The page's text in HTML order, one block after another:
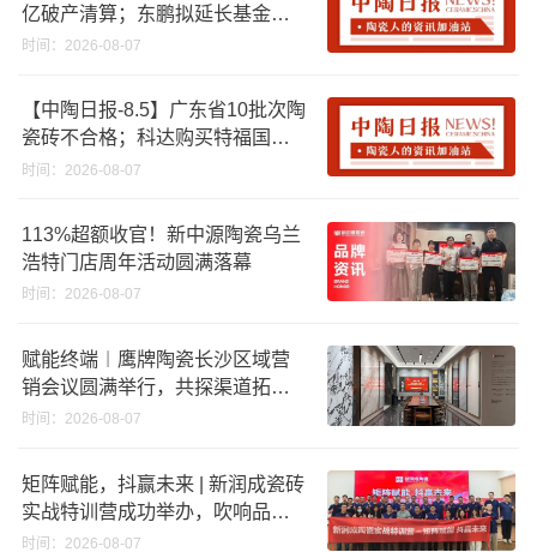
亿破产清算；东鹏拟延长基金投
资期限；工信部开展建陶行业能
时间：2026-08-07
【中陶日报-8.5】广东省10批次陶
瓷砖不合格；科达购买特福国际
股份申请未通过；蒙娜丽莎5千万
破18亿元
时间：2026-08-07
113%超额收官！新中源陶瓷乌兰
浩特门店周年活动圆满落幕
时间：2026-08-07
赋能终端︱鹰牌陶瓷长沙区域营
销会议圆满举行，共探渠道拓展
与门店升级新路径
时间：2026-08-07
矩阵赋能，抖赢未来 | 新润成瓷砖
实战特训营成功举办，吹响品牌
秋季营销冲锋号！
时间：2026-08-07